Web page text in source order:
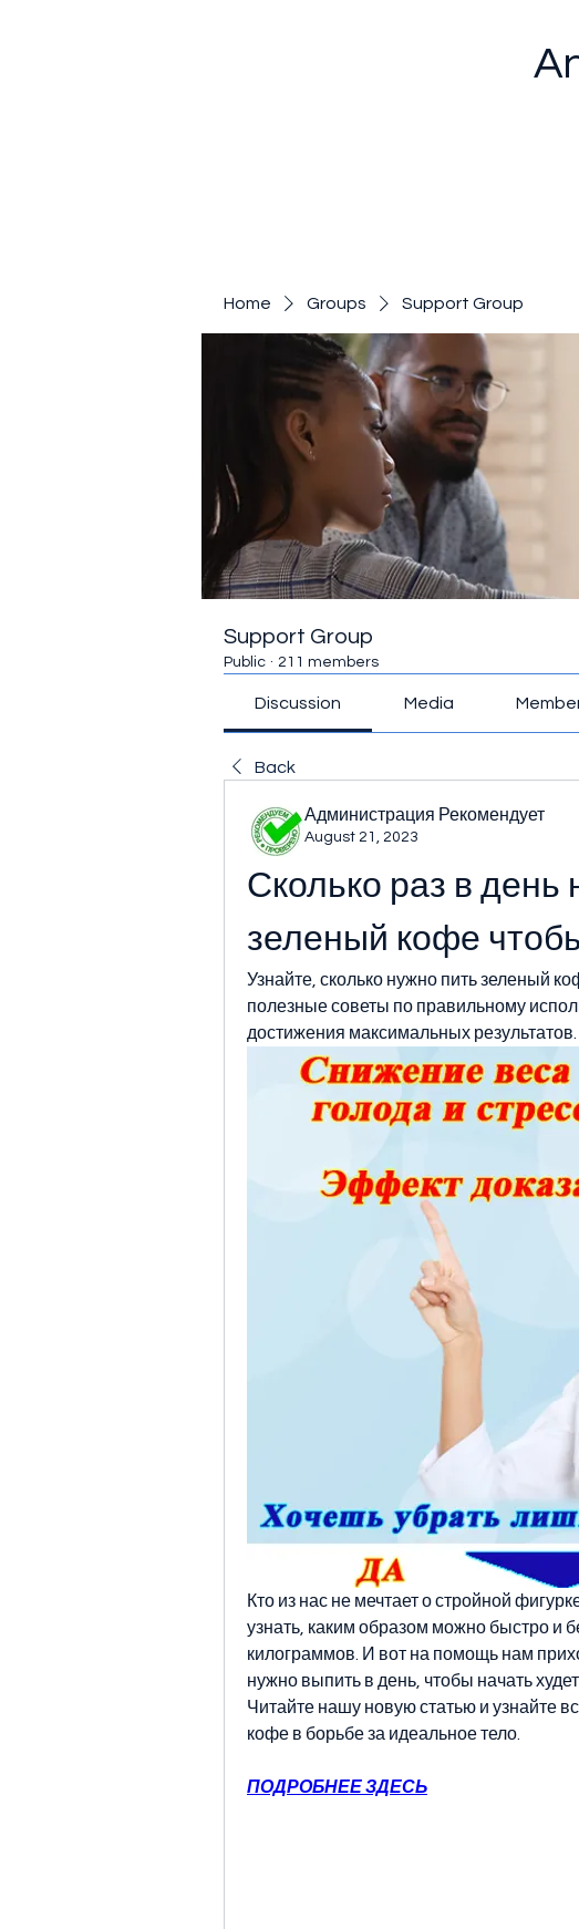
Home Groups Support Group
Support Group
Public · 211 members
Discussion Media
Back
Администрация Рекомендует
August 21, 2023
Сколько раз в день
зеленый кофе
Узнайте, сколько нужно пить зеленый
полезные советы по правильному
достижения максимальных результатов.
Кто из нас не мечтает о стройной
узнать, каким образом можно быстро и
килограммов. И вот на помощь нам
нужно выпить в день, чтобы начать
Читайте нашу новую статью и узнайте
кофе в борьбе за идеальное тело.
ПОДРОБНЕЕ ЗДЕСЬ